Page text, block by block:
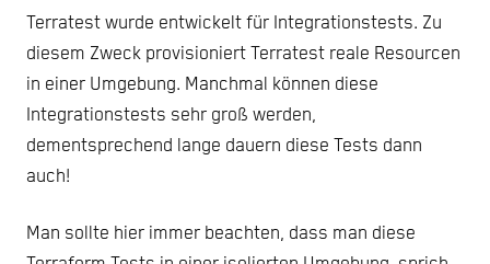
Terratest wurde entwickelt für Integrationstests. Zu
diesem Zweck provisioniert Terratest reale Resourcen
in einer Umgebung. Manchmal können diese
Integrationstests sehr groß werden,
dementsprechend lange dauern diese Tests dann
auch!
Man sollte hier immer beachten, dass man diese